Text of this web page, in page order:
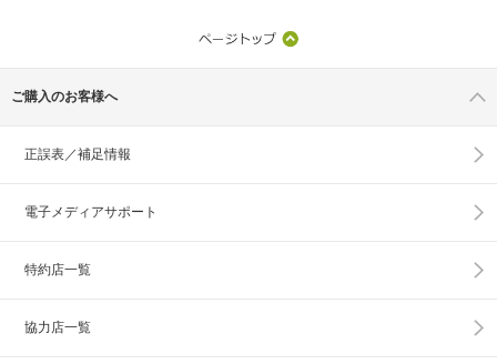
ご購入のお客様へ
正誤表／補足情報
電子メディアサポート
特約店一覧
協力店一覧